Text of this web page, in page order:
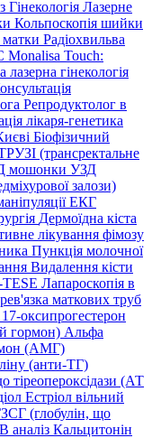
Гінекологія Лазерне
Кольпоскопія шийки
матки Радіохвильва
Monalisa Touch:
лазерна гінекологія
Репродуктолог в
лікаря-генетика
Біофізичний
(трансректальне
мошонки УЗД
залози)
ЕКГ
Дермоїдна кіста
лікування фімозу
Пункція молочної
Видалення кісти
Лапароскопія в
маткових труб
17-оксипрогестерон
гормон) Альфа
(АМГ)
(анти-ТГ)
тіреопероксідази (АТ
Естріол вільний
(глобулін, що
аналіз Кальцитонін